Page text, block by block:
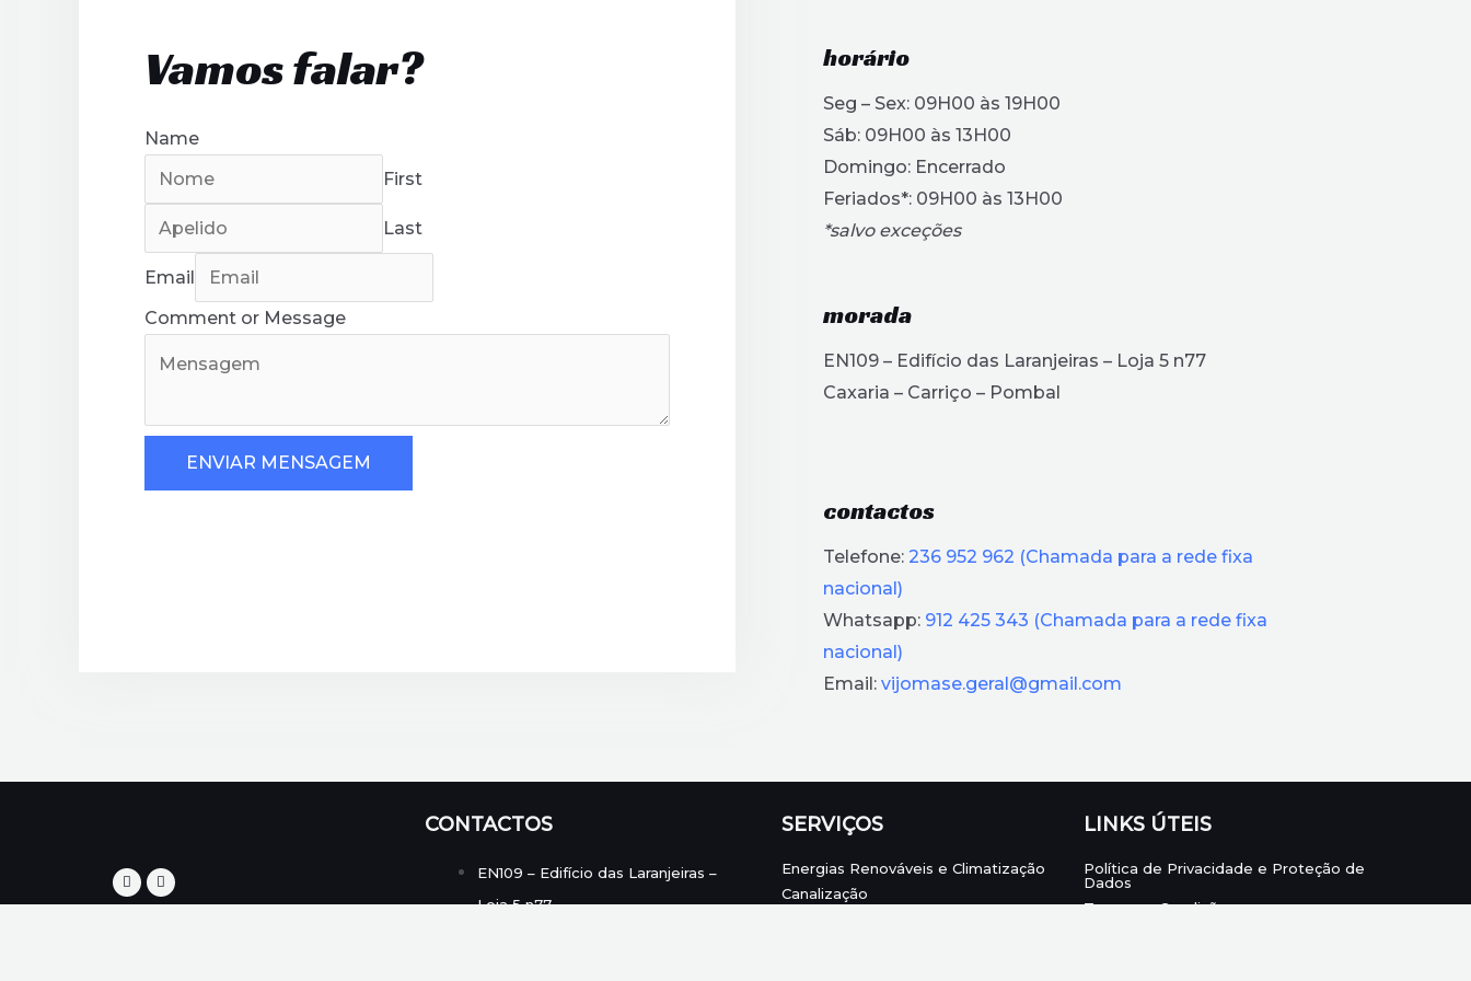
Vamos falar?
Name
First
Last
Email
Comment or Message
ENVIAR MENSAGEM
horário
Seg – Sex: 09H00 às 19H00
Sáb: 09H00 às 13H00
Domingo: Encerrado
Feriados*: 09H00 às 13H00
*salvo exceções
morada
EN109 – Edifício das Laranjeiras – Loja 5 n77
Caxaria – Carriço – Pombal
contactos
Telefone: 236 952 962 (Chamada para a rede fixa
nacional)
Whatsapp: 912 425 343 (Chamada para a rede fixa
nacional)
Email: vijomase.geral@gmail.com
CONTACTOS
EN109 – Edifício das Laranjeiras –
Loja 5 n77
SERVIÇOS
Energias Renováveis e Climatização
Canalização
LINKS ÚTEIS
Política de Privacidade e Proteção de
Dados
Termos e Condições